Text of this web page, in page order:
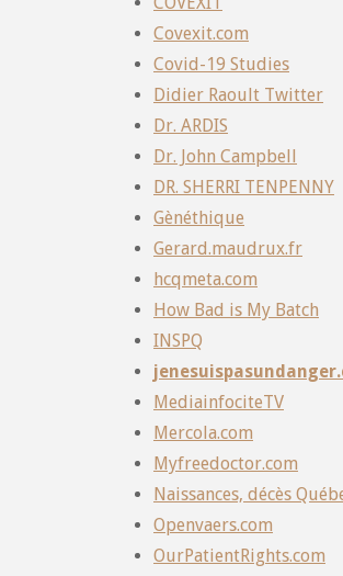
Covexit.com
Covid-19 Studies
Didier Raoult Twitter
Dr. ARDIS
Dr. John Campbell
DR. SHERRI TENPENNY
Gènéthique
Gerard.maudrux.fr
hcqmeta.com
How Bad is My Batch
INSPQ
MediainfociteTV
Mercola.com
Myfreedoctor.com
Naissances, décès
Openvaers.com
OurPatientRights.com